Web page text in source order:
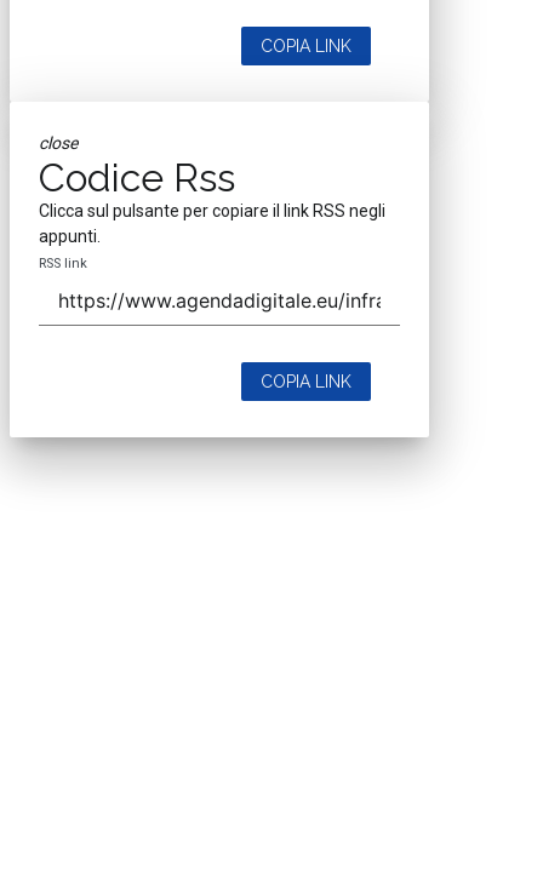
COPIA LINK
close
Codice Rss
Clicca sul pulsante per copiare il link RSS negli
appunti.
RSS link
COPIA LINK